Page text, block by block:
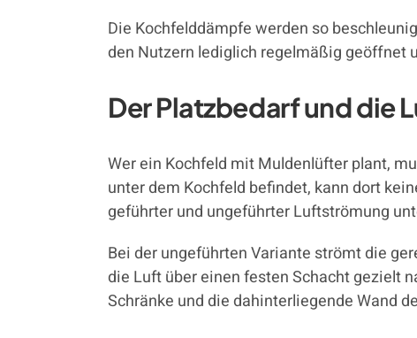
Die Kochfelddämpfe werden so
den Nutzern lediglich regelmäßig geöffnet
Der Platzbedarf und die
Wer ein Kochfeld mit Muldenlüfter plant,
unter dem Kochfeld befindet, kann dort
geführter und ungeführter Luftströmung
Bei der ungeführten Variante strömt die
die Luft über einen festen Schacht gezielt
Schränke und die dahinterliegende Wand